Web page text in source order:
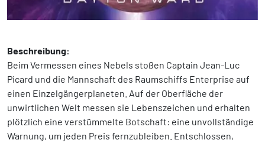
Beschreibung:
Beim Vermessen eines Nebels stoßen Captain Jean-Luc
Picard und die Mannschaft des Raumschiffs Enterprise auf
einen Einzelgängerplaneten. Auf der Oberfläche der
unwirtlichen Welt messen sie Lebenszeichen und erhalten
plötzlich eine verstümmelte Botschaft: eine unvollständige
Warnung, um jeden Preis fernzubleiben. Entschlossen,